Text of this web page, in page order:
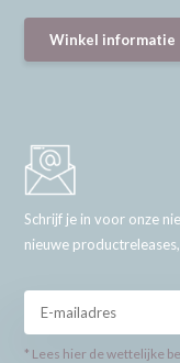
Winkel informatie
Schrijf je in voor onze
nieuwe
* Lees hier de wettelijke